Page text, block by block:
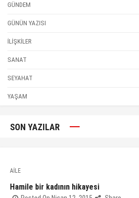
GÜNDEM
GÜNÜN YAZISI
İLİŞKİLER
SANAT
SEYAHAT
YAŞAM
SON YAZILAR
AİLE
Hamile bir kadının hikayesi